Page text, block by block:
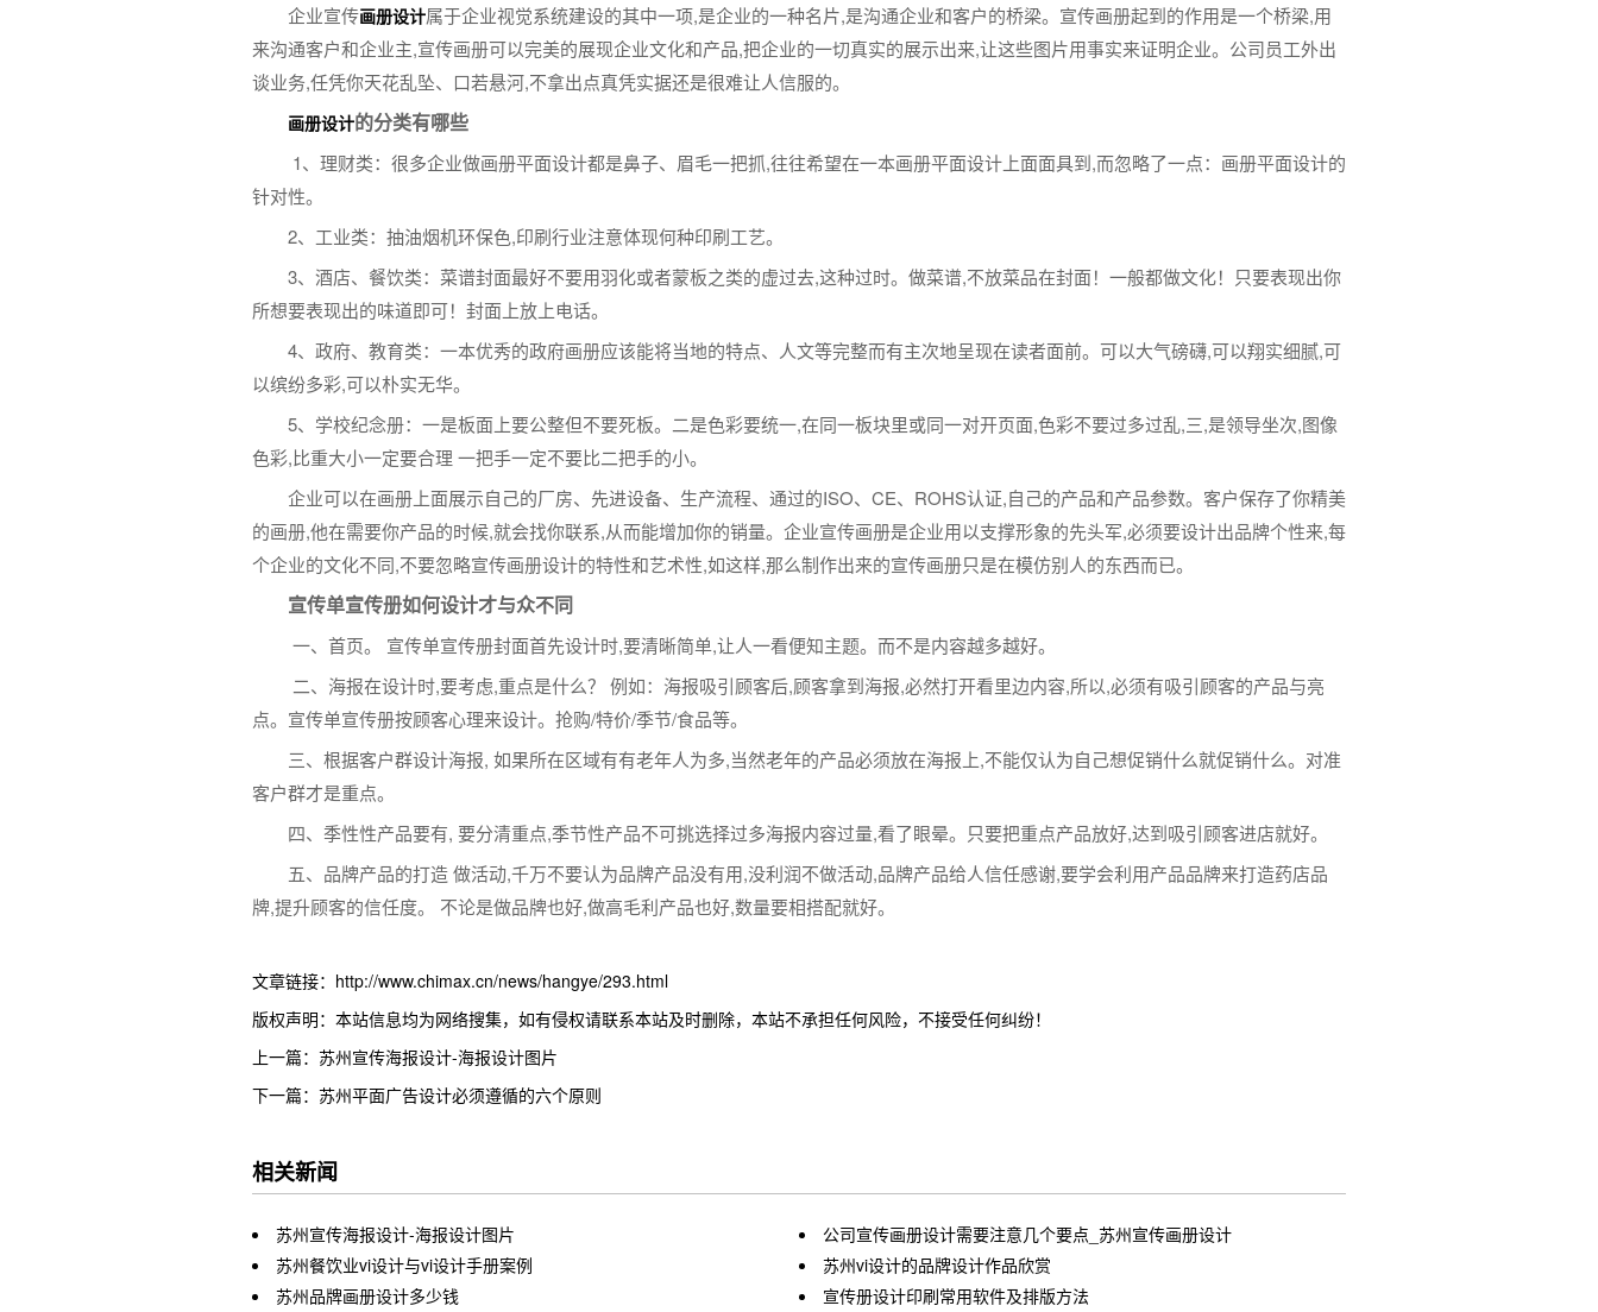
企业宣传画册设计属于企业视觉系统建设的其中一项,是企业的一种名片,是沟通企业和客户的桥梁。宣传画册起到的作用是一个桥梁,用
来沟通客户和企业主,宣传画册可以完美的展现企业文化和产品,把企业的一切真实的展示出来,让这些图片用事实来证明企业。公司员工外出
谈业务,任凭你天花乱坠、口若悬河,不拿出点真凭实据还是很难让人信服的。
画册设计的分类有哪些
1、理财类：很多企业做画册平面设计都是鼻子、眉毛一把抓,往往希望在一本画册平面设计上面面具到,而忽略了一点：画册平面设计的
针对性。
2、工业类：抽油烟机环保色,印刷行业注意体现何种印刷工艺。
3、酒店、餐饮类：菜谱封面最好不要用羽化或者蒙板之类的虚过去,这种过时。做菜谱,不放菜品在封面！一般都做文化！只要表现出你
所想要表现出的味道即可！封面上放上电话。
4、政府、教育类：一本优秀的政府画册应该能将当地的特点、人文等完整而有主次地呈现在读者面前。可以大气磅礴,可以翔实细腻,可
以缤纷多彩,可以朴实无华。
5、学校纪念册：一是板面上要公整但不要死板。二是色彩要统一,在同一板块里或同一对开页面,色彩不要过多过乱,三,是领导坐次,图像
色彩,比重大小一定要合理 一把手一定不要比二把手的小。
企业可以在画册上面展示自己的厂房、先进设备、生产流程、通过的ISO、CE、ROHS认证,自己的产品和产品参数。客户保存了你精美
的画册,他在需要你产品的时候,就会找你联系,从而能增加你的销量。企业宣传画册是企业用以支撑形象的先头军,必须要设计出品牌个性来,每
个企业的文化不同,不要忽略宣传画册设计的特性和艺术性,如这样,那么制作出来的宣传画册只是在模仿别人的东西而已。
宣传单宣传册如何设计才与众不同
一、首页。 宣传单宣传册封面首先设计时,要清晰简单,让人一看便知主题。而不是内容越多越好。
二、海报在设计时,要考虑,重点是什么？ 例如：海报吸引顾客后,顾客拿到海报,必然打开看里边内容,所以,必须有吸引顾客的产品与亮
点。宣传单宣传册按顾客心理来设计。抢购/特价/季节/食品等。
三、根据客户群设计海报, 如果所在区域有有老年人为多,当然老年的产品必须放在海报上,不能仅认为自己想促销什么就促销什么。对准
客户群才是重点。
四、季性性产品要有, 要分清重点,季节性产品不可挑选择过多海报内容过量,看了眼晕。只要把重点产品放好,达到吸引顾客进店就好。
五、品牌产品的打造 做活动,千万不要认为品牌产品没有用,没利润不做活动,品牌产品给人信任感谢,要学会利用产品品牌来打造药店品
牌,提升顾客的信任度。 不论是做品牌也好,做高毛利产品也好,数量要相搭配就好。
文章链接：http://www.chimax.cn/news/hangye/293.html
版权声明：本站信息均为网络搜集，如有侵权请联系本站及时删除，本站不承担任何风险，不接受任何纠纷！
上一篇：苏州宣传海报设计-海报设计图片
下一篇：苏州平面广告设计必须遵循的六个原则
相关新闻
苏州宣传海报设计-海报设计图片
公司宣传画册设计需要注意几个要点_苏州宣传画册设计
苏州餐饮业vi设计与vi设计手册案例
苏州vi设计的品牌设计作品欣赏
苏州品牌画册设计多少钱
宣传册设计印刷常用软件及排版方法